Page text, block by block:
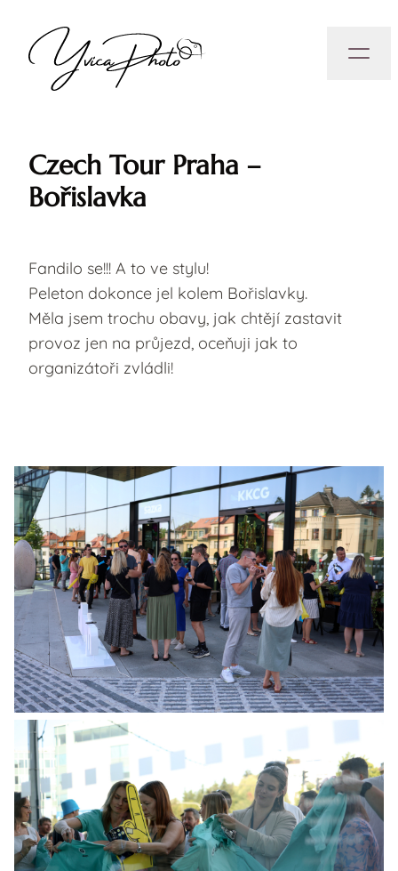
Czech Tour Praha –
Bořislavka
Fandilo se!!! A to ve stylu!
Peleton dokonce jel kolem Bořislavky.
Měla jsem trochu obavy, jak chtějí zastavit
provoz jen na průjezd, oceňuji jak to
organizátoři zvládli!